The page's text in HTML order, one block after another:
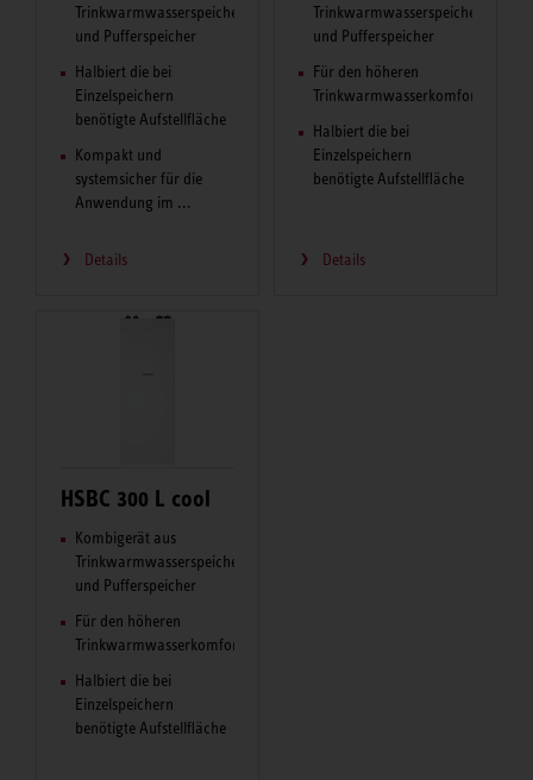
Trinkwarmwasserspeicher
und Pufferspeicher
Halbiert die bei
Einzelspeichern
benötigte Aufstellfläche
Kompakt und
systemsicher für die
Anwendung im ...
Details
Trinkwarmwasserspeicher
und Pufferspeicher
Für den höheren
Trinkwarmwasserkomfort
Halbiert die bei
Einzelspeichern
benötigte Aufstellfläche
Details
HSBC 300 L cool
Kombigerät aus
Trinkwarmwasserspeicher
und Pufferspeicher
Für den höheren
Trinkwarmwasserkomfort
Halbiert die bei
Einzelspeichern
benötigte Aufstellfläche